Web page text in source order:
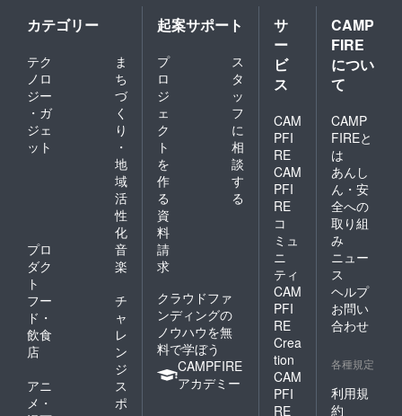
カテゴリー
テク
ノロ
ジー
・ガ
ジェ
ット
ま
ち
づ
く
り
・
地
域
活
性
化
プロ
ダク
ト
音
楽
フー
ド・
飲食
店
チ
ャ
レ
ン
ジ
アニ
メ・
ス
ポ
起案サポート
プ
ロ
ジ
ェ
ク
ト
を
作
る
ス
タ
ッ
フ
に
相
談
す
る
資
料
請
求
クラウドファ
ンディングの
ノウハウを無
料で学ぼう
CAMPFIRE
アカデミー
サ
ー
ビ
ス
CAM
PFI
RE
CAM
PFI
RE
コ
ミュ
ニ
ティ
CAM
PFI
RE
Crea
tion
CAM
PFI
RE
CAMP
FIRE
につい
て
CAMP
FIREと
は
あんし
ん・安
全への
取り組
み
ニュー
ス
ヘルプ
お問い
合わせ
各種規定
利用規
約